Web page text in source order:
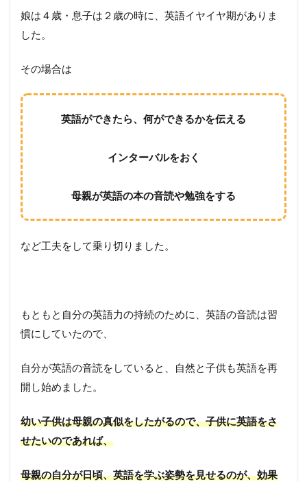
娘は４歳・息子は２歳の時に、英語イヤイヤ期がありま
した。
その場合は
英語ができたら、何ができるかを伝える
インターバルをおく
母親が英語の本の音読や勉強をする
など工夫をして乗り切りました。
もともと自分の英語力の持続のために、英語の音読は習
慣にしていたので、
自分が英語の音読をしていると、自然と子供も英語を再
開し始めました。
幼い子供は母親の真似をしたがるので、子供に英語をさ
せたいのであれば、
母親の自分が日頃、英語を学ぶ姿勢を見せるのが、効果